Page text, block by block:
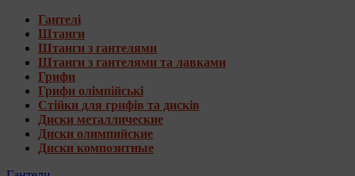
Гантелі
Штанги
Штанги з гантелями
Штанги з гантелями та лавками
Грифи
Грифи олімпійські
Стійки для грифів та дисків
Диски металлические
Диски олимпийские
Диски композитные